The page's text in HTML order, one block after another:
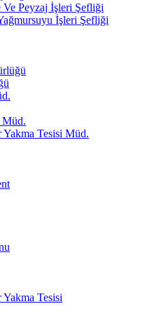
Ve Peyzaj İşleri Şefliği
İşleri Şefliği
Müd.
Yakma Tesisi Müd.
Yakma Tesisi